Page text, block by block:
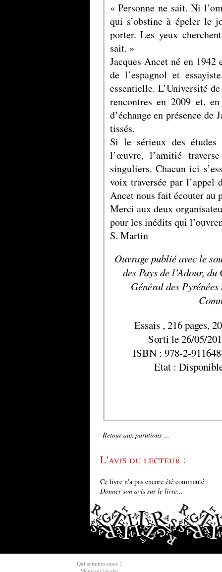
« Personne ne sait. Ni
qui s’obstine à épeler le
porter. Les yeux
sait. »
Jacques Ancet né en
de l’espagnol et
essentielle. L’Université
rencontres en 2009 et,
d’échange en présence de
tissés.
Si le sérieux des études
l’œuvre, l’amitié
singuliers. Chacun ici
voix traversée par l’appel
Ancet nous fait écouter au
Merci aux deux
pour les inédits qui
S. Martin
Ouvrage publié avec le
des Pays de l’Adour,
Général des
Essais , 216
Sorti le 26/05/
ISBN : 978-2-
Etat :
Retour aux parutions ...
L'avis du lecteur :
Ce livre n'a pas encore été commenté.
Donner son avis sur le livre...
Qui sommes-nous ?